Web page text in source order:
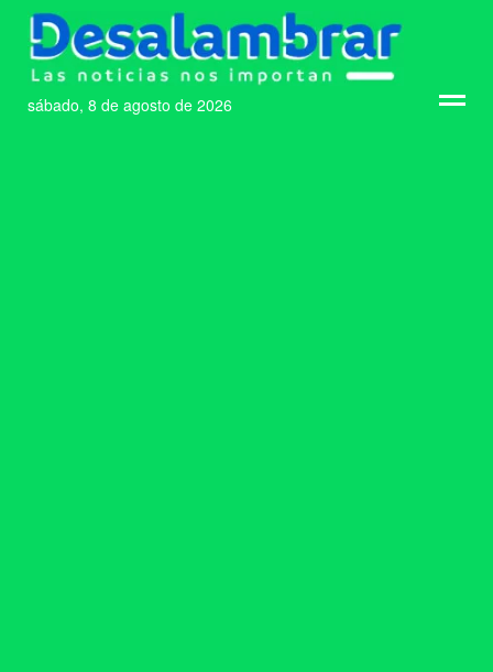
sábado, 8 de agosto de 2026